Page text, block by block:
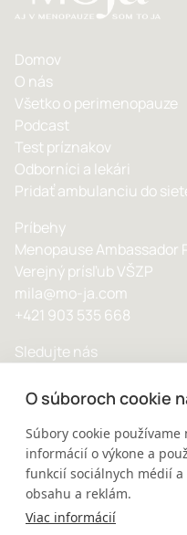
O súboroch cookie
Súbory cookie
informácií o výkone a
funkcií sociálnych médií
obsahu a reklám.
Viac informácií
Domov
O nás
Všetko o perimenopauze
Podcast
Test príznakov
Odborníci a lekári
Pridať ambulanciu do
Príbehy
Menopause Ambassador
Verejný prísľub VŠZP
mila@mo-ja.com
+421 903 535 668
Sledujte nás
© 2025 MOJA - Všetky práva
Ochrana osobných údajov